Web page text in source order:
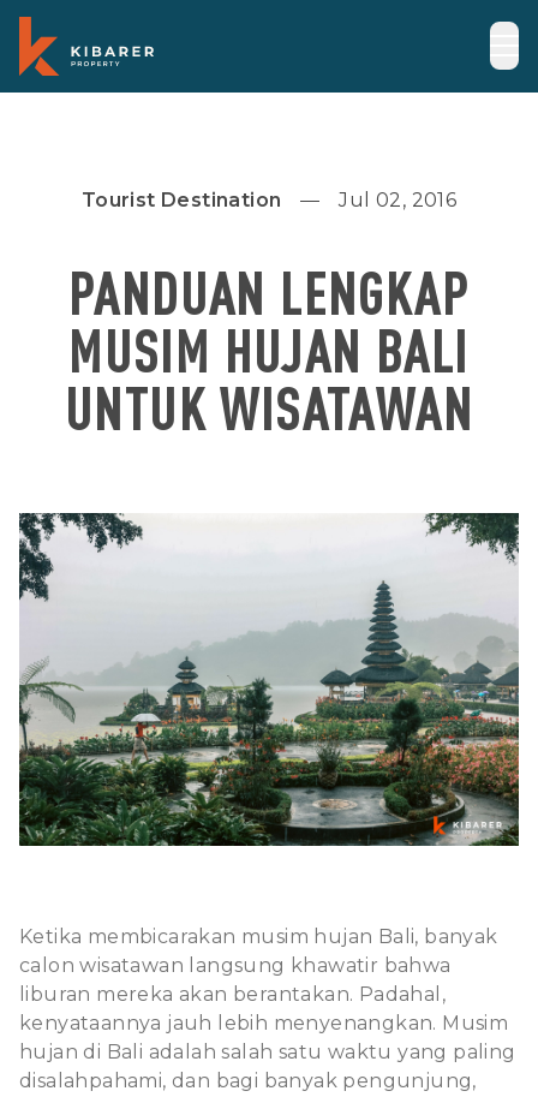
Tourist Destination Jul 02, 2016
PANDUAN LENGKAP
MUSIM HUJAN BALI
UNTUK WISATAWAN
Ketika membicarakan musim hujan Bali, banyak
calon wisatawan langsung khawatir bahwa
liburan mereka akan berantakan. Padahal,
kenyataannya jauh lebih menyenangkan. Musim
hujan di Bali adalah salah satu waktu yang paling
disalahpahami, dan bagi banyak pengunjung,